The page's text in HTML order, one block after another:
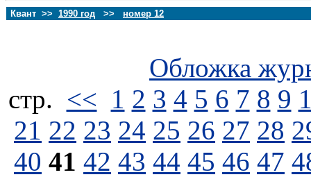
Квант >> 1990 год >> номер 12
Обложка
стp. << 1 2 3 4 5 6 7 8 9
21 22 23 24 25 26 27 28
40 41 42 43 44 45 46 47